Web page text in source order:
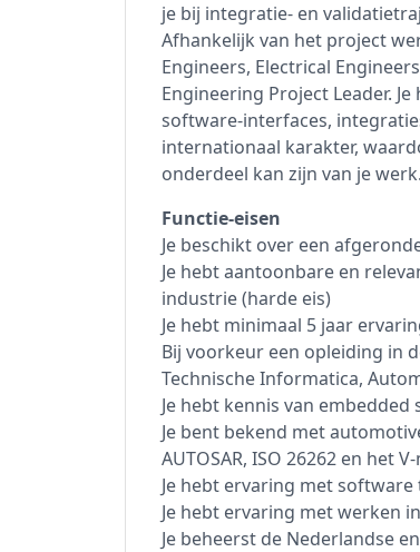
je bij integratie- en
Afhankelijk van het project
Engineers, Electrical
Engineering Project Leader.
software-interfaces,
internationaal karakter,
onderdeel kan zijn van je werk.
Functie-eisen
Je beschikt over een
Je hebt aantoonbare en
industrie (harde eis)
Je hebt minimaal 5 jaar
Bij voorkeur een opleiding in
Technische Informatica,
Je hebt kennis van
Je bent bekend met
AUTOSAR, ISO 26262 en het
Je hebt ervaring met
Je hebt ervaring met werken
Je beheerst de Nederlandse